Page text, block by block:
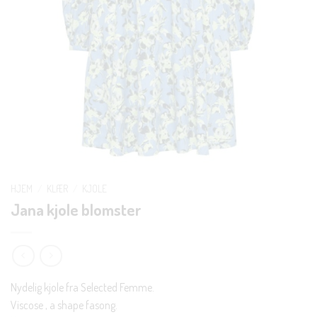
Jana kjole blomster
Nydelig kjole fra Selected Femme.
Viscose , a shape fasong.